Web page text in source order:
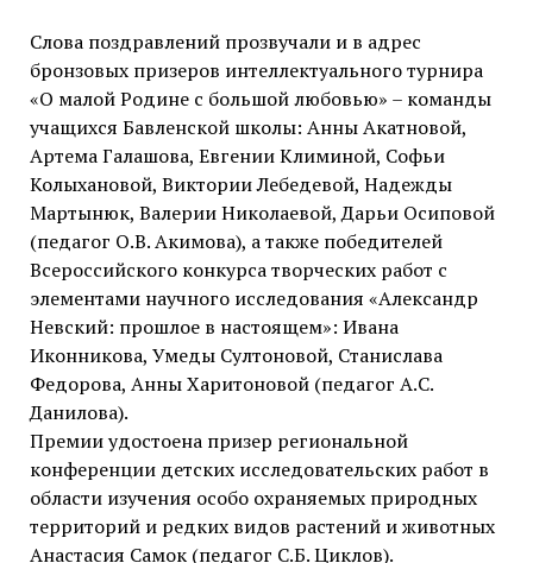
Слова поздравлений прозвучали и в адрес
бронзовых призеров интеллектуального турнира
«О малой Родине с большой любовью» – команды
учащихся Бавленской школы: Анны Акатновой,
Артема Галашова, Евгении Климиной, Софьи
Колыхановой, Виктории Лебедевой, Надежды
Мартынюк, Валерии Николаевой, Дарьи Осиповой
(педагог О.В. Акимова), а также победителей
Всероссийского конкурса творческих работ с
элементами научного исследования «Александр
Невский: прошлое в настоящем»: Ивана
Иконникова, Умеды Султоновой, Станислава
Федорова, Анны Харитоновой (педагог А.С.
Данилова).
Премии удостоена призер региональной
конференции детских исследовательских работ в
области изучения особо охраняемых природных
территорий и редких видов растений и животных
Анастасия Самок (педагог С.Б. Циклов).